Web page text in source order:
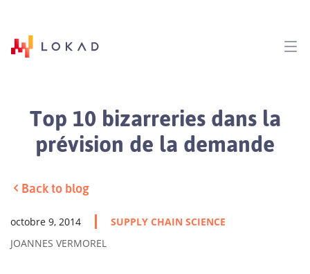
Top 10 bizarreries dans la
prévision de la demande
Back to blog
octobre 9, 2014
SUPPLY CHAIN SCIENCE
JOANNES VERMOREL